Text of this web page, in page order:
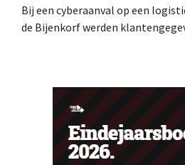
Bij een cyberaanval op een
de Bijenkorf werden